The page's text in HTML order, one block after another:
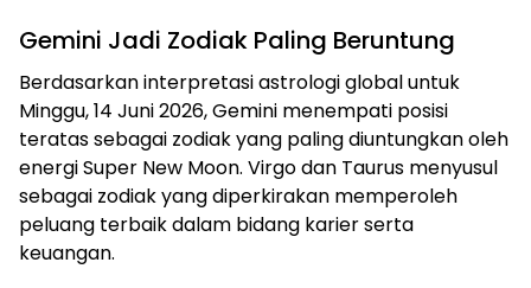
Gemini Jadi Zodiak Paling Beruntung
Berdasarkan interpretasi astrologi global untuk
Minggu, 14 Juni 2026, Gemini menempati posisi
teratas sebagai zodiak yang paling diuntungkan oleh
energi Super New Moon. Virgo dan Taurus menyusul
sebagai zodiak yang diperkirakan memperoleh
peluang terbaik dalam bidang karier serta
keuangan.